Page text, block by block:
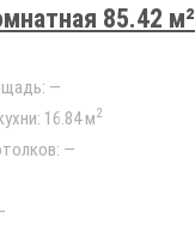
85.42 м²
—
16.84 м2
—